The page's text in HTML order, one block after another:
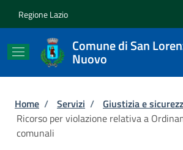
Regione Lazio
Comune di San
Nuovo
Briciole di pane
Home / Servizi / Giustizia e
Ricorso per violazione relativa a
comunali